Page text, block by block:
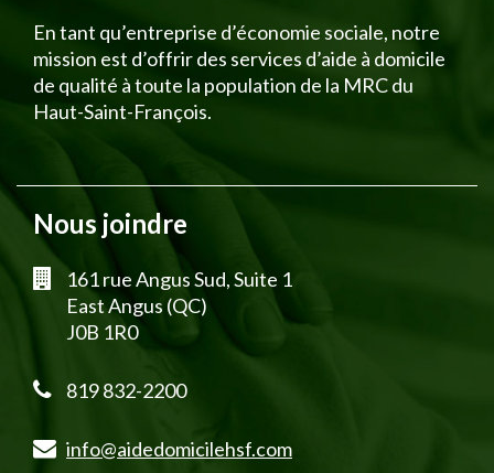
En tant qu’entreprise d’économie sociale, notre
mission est d’offrir des services d’aide à domicile
de qualité à toute la population de la MRC du
Haut-Saint-François.
Nous joindre
161 rue Angus Sud, Suite 1
East Angus (QC)
J0B 1R0
819 832-2200
info@aidedomicilehsf.com